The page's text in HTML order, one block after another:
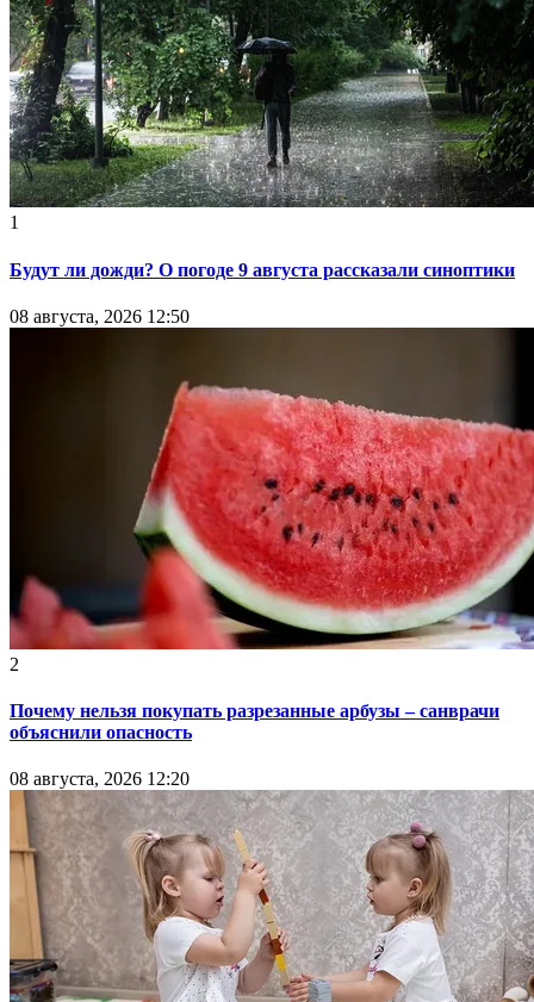
1
Будут ли дожди? О погоде 9 августа рассказали синоптики
08 августа, 2026 12:50
2
Почему нельзя покупать разрезанные арбузы – санврачи
объяснили опасность
08 августа, 2026 12:20